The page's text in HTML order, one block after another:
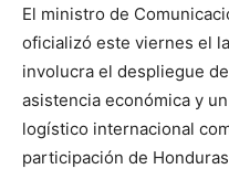
El ministro de
oficializó este viernes el
involucra el despliegue
asistencia económica y
logístico internacional
participación de